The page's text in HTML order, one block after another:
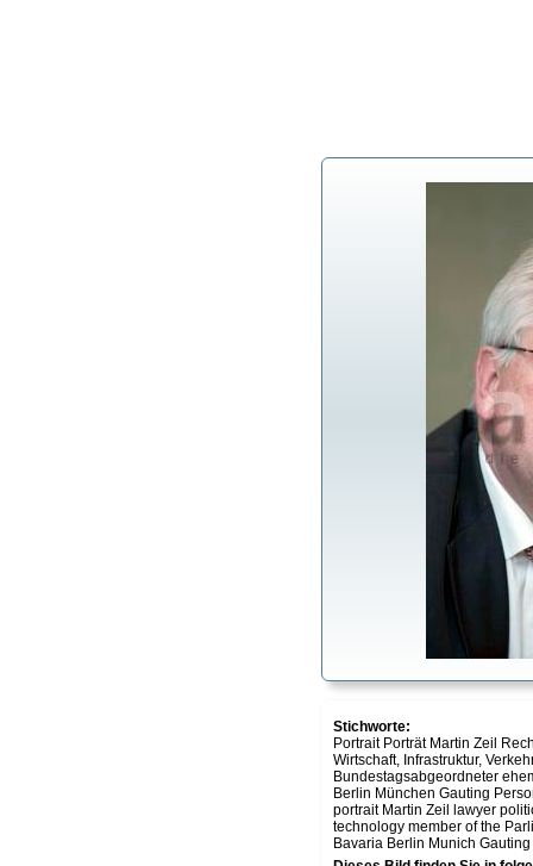
Stichworte:
Portrait Porträt Martin Zeil
Wirtschaft, Infrastruktur,
Bundestagsabgeordneter
Berlin München Gauting
portrait Martin Zeil lawyer
technology member of the
Bavaria Berlin Munich